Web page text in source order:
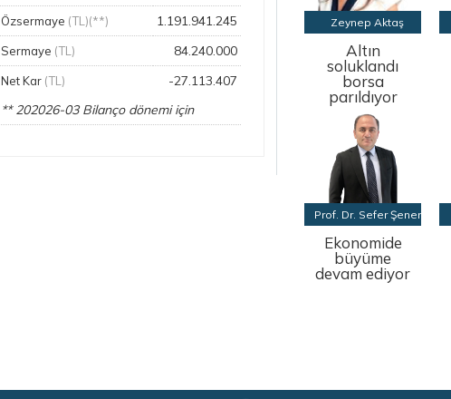
Özsermaye (TL)(**) 1.191.941.245
Sermaye (TL) 84.240.000
Net Kar (TL)
-27.113.407
** 202026-03 Bilanço dönemi için
Zeynep Aktaş
Altın
soluklandı
borsa
parıldıyor
Prof. Dr. Sefer Şener
Ekonomide
büyüme
devam ediyor